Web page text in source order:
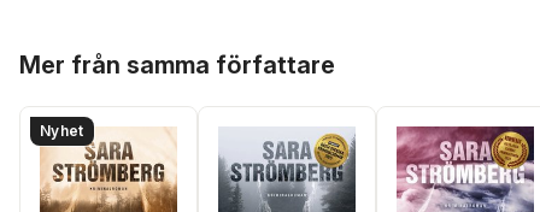
Mer från samma författare
Nyhet